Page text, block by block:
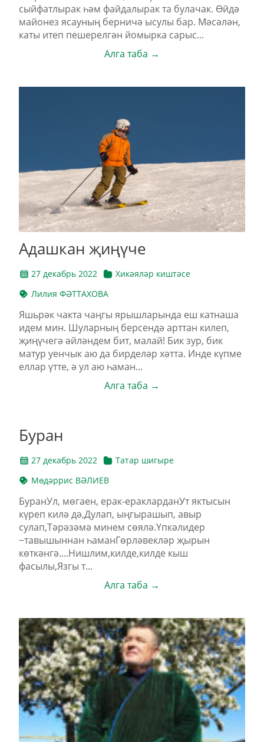
сыйфатлырак һәм файдалырак та булачак. Өйдә
майонез ясауның берничә ысулы бар. Мәсәлән,
каты итеп пешерелгән йомырка сарыс...
Алга таба →
Адашкан җиңүче
27 декабрь 2022
Хикәяләр киштәсе
Лилия ФӘТТАХОВА
Яшьрәк чакта чаңгы ярышларында еш катнаша
идем мин. Шуларның берсендә арттан килеп,
җиңүчегә әйләндем бит, малай! Бик зур, бик
матур уенчык аю да бирделәр хәтта. Инде күпме
еллар үтте, ә ул аю һаман...
Алга таба →
Буран
27 декабрь 2022
Татар шигыре
Мөдәррис ВӘЛИЕВ
БуранУл, мөгаен, ерак-еракларданУт яктысын
күреп килә дә,Дулап, ыңгырашып, авыр
сулап,Тәрәзәмә минем сөялә.Үпкәлидер
−тавышыннан һаманГөрләвекләр җырын
көткәнгә....Нишлим,килде,килде кыш
фасылы,Язгы т...
Алга таба →